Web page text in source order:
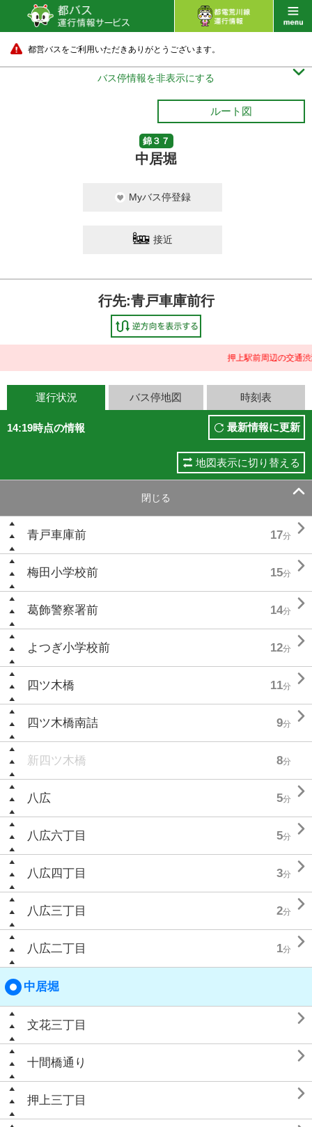
都営バスをご利用いただきありがとうございます。
バス停情報を非表示にする 
ルート図
錦３７
中居堀
Myバス停登録
接近
行先:青戸車庫前行
押上駅前周辺の交通
運行状況 バス停地図 時刻表
14:19時点の情報 最新情報に更新
地図表示に切り替える
閉じる 
青戸車庫前 17分 
梅田小学校前 15分 
葛飾警察署前 14分 
よつぎ小学校前 12分 
四ツ木橋 11分 
四ツ木橋南詰 9分 
新四ツ木橋 8分
八広 5分 
八広六丁目 5分 
八広四丁目 3分 
八広三丁目 2分 
八広二丁目 1分 
中居堀
文花三丁目 
十間橋通り 
押上三丁目 